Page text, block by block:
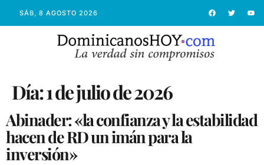
SÁB, 8 AGOSTO 2026
Día:1 de julio de 2026
Abinader: «la confianza y la estabilidad
hacen de RD un imán para la
inversión»